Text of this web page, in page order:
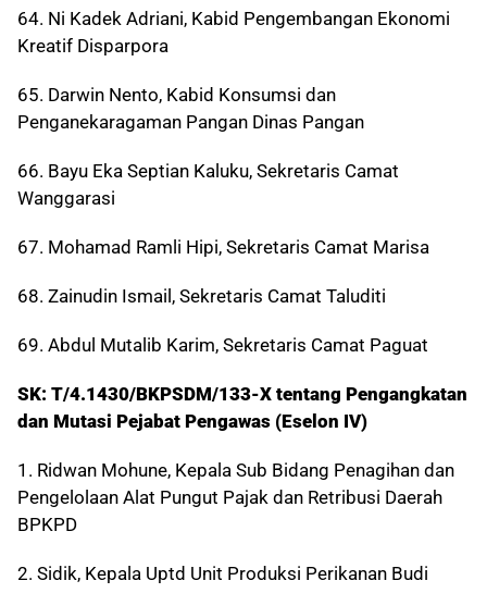
64. Ni Kadek Adriani, Kabid Pengembangan Ekonomi
Kreatif Disparpora
65. Darwin Nento, Kabid Konsumsi dan
Penganekaragaman Pangan Dinas Pangan
66. Bayu Eka Septian Kaluku, Sekretaris Camat
Wanggarasi
67. Mohamad Ramli Hipi, Sekretaris Camat Marisa
68. Zainudin Ismail, Sekretaris Camat Taluditi
69. Abdul Mutalib Karim, Sekretaris Camat Paguat
SK: T/4.1430/BKPSDM/133-X tentang Pengangkatan
dan Mutasi Pejabat Pengawas (Eselon IV)
1. Ridwan Mohune, Kepala Sub Bidang Penagihan dan
Pengelolaan Alat Pungut Pajak dan Retribusi Daerah
BPKPD
2. Sidik, Kepala Uptd Unit Produksi Perikanan Budi